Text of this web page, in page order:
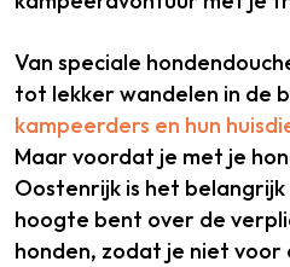
Van speciale
tot lekker wandelen in de
kampeerders en hun
Maar voordat je met je
Oostenrijk is het
hoogte bent over de
honden, zodat je niet